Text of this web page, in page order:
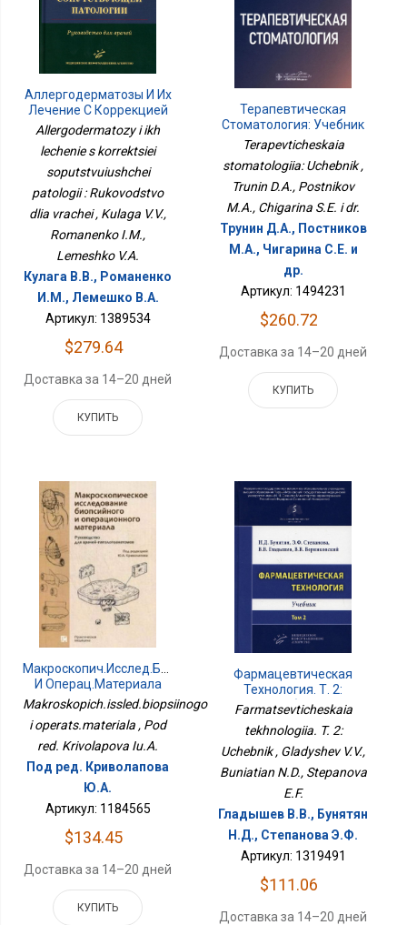
Аллергодерматозы И Их
Лечение С Коррекцией
Сопутствующей
Патологии : Руководство
Для Врачей
Allergodermatozy i ikh
lechenie s korrektsiei
soputstvuiushchei
patologii : Rukovodstvo
dlia vrachei , Kulaga V.V.,
Romanenko I.M.,
Lemeshko V.A.
Кулага В.В., Романенко
И.М., Лемешко В.А.
Артикул: 1389534
$279.64
Доставка за 14–20 дней
КУПИТЬ
Терапевтическая
Стоматология: Учебник
Terapevticheskaia
stomatologiia: Uchebnik ,
Trunin D.A., Postnikov
M.A., Chigarina S.E. i dr.
Трунин Д.А., Постников
М.А., Чигарина С.Е. и
др.
Артикул: 1494231
$260.72
Доставка за 14–20 дней
КУПИТЬ
Макроскопич.исслед.биопсийного
И Операц.материала
Makroskopich.issled.biopsiinogo
i operats.materiala , Pod
red. Krivolapova Iu.A.
Под ред. Криволапова
Ю.А.
Артикул: 1184565
$134.45
Доставка за 14–20 дней
КУПИТЬ
Фармацевтическая
Технология. Т. 2:
Учебник
Farmatsevticheskaia
tekhnologiia. T. 2:
Uchebnik , Gladyshev V.V.,
Buniatian N.D., Stepanova
E.F.
Гладышев В.В., Бунятян
Н.Д., Степанова Э.Ф.
Артикул: 1319491
$111.06
Доставка за 14–20 дней